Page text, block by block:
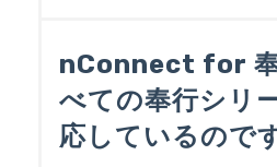
奉行シリーズでそのま
ンポート）可能な
の作成
ログラムを作成するた
奉行でそのまま受け入れ
可能なOBC受入形式デ
識、そして、③それらの
集するための知識が必要
ざいます。各ラインナッ
構成は［製品パンフレ
ご覧ください。
nConnect for
べての奉行シリ
応しているので